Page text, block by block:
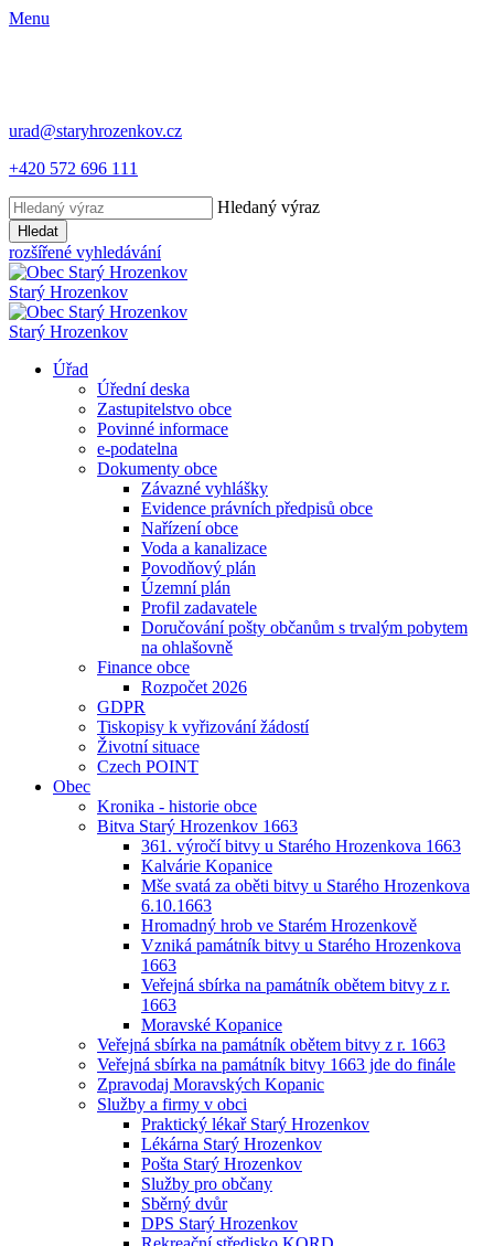
Menu
urad@staryhrozenkov.cz
+420 572 696 111
Hledaný výraz
Hledat
rozšířené vyhledávání
Starý Hrozenkov
Starý Hrozenkov
Úřad
Úřední deska
Zastupitelstvo obce
Povinné informace
e-podatelna
Dokumenty obce
Závazné vyhlášky
Evidence právních předpisů obce
Nařízení obce
Voda a kanalizace
Povodňový plán
Územní plán
Profil zadavatele
Doručování pošty občanům s trvalým pobytem
na ohlašovně
Finance obce
Rozpočet 2026
GDPR
Tiskopisy k vyřizování žádostí
Životní situace
Czech POINT
Obec
Kronika - historie obce
Bitva Starý Hrozenkov 1663
361. výročí bitvy u Starého Hrozenkova 1663
Kalvárie Kopanice
Mše svatá za oběti bitvy u Starého Hrozenkova
6.10.1663
Hromadný hrob ve Starém Hrozenkově
Vzniká památník bitvy u Starého Hrozenkova
1663
Veřejná sbírka na památník obětem bitvy z r.
1663
Moravské Kopanice
Veřejná sbírka na památník obětem bitvy z r. 1663
Veřejná sbírka na památník bitvy 1663 jde do finále
Zpravodaj Moravských Kopanic
Služby a firmy v obci
Praktický lékař Starý Hrozenkov
Lékárna Starý Hrozenkov
Pošta Starý Hrozenkov
Služby pro občany
Sběrný dvůr
DPS Starý Hrozenkov